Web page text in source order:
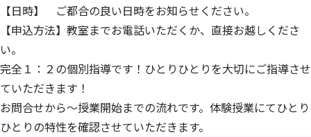
【日時】 ご都合の良い日時をお知らせください。
【申込方法】教室までお電話いただくか、直接お越しくださ
い。
完全１：２の個別指導です！ひとりひとりを大切にご指導させ
ていただきます！
お問合せから～授業開始までの流れです。体験授業にてひとり
ひとりの特性を確認させていただきます。